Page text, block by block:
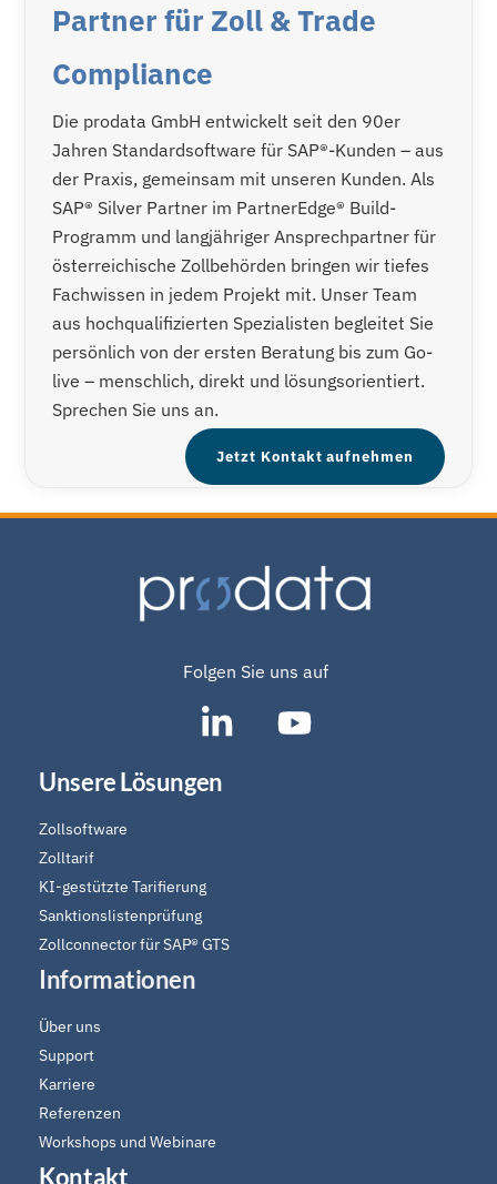
Partner für Zoll & Trade
Compliance
Die prodata GmbH entwickelt seit den 90er
Jahren Standardsoftware für SAP®-Kunden – aus
der Praxis, gemeinsam mit unseren Kunden. Als
SAP® Silver Partner im PartnerEdge® Build-
Programm und langjähriger Ansprechpartner für
österreichische Zollbehörden bringen wir tiefes
Fachwissen in jedem Projekt mit. Unser Team
aus hochqualifizierten Spezialisten begleitet Sie
persönlich von der ersten Beratung bis zum Go-
live – menschlich, direkt und lösungsorientiert.
Sprechen Sie uns an.
Jetzt Kontakt aufnehmen
Folgen Sie uns auf
SAP®
Software
und
Compliance
Icon
Unsere Lösungen
Zollsoftware
Zolltarif
KI-gestützte Tarifierung
Sanktionslistenprüfung
Zollconnector für SAP® GTS
Informationen
Über uns
Support
Karriere
Referenzen
Workshops und Webinare
Kontakt